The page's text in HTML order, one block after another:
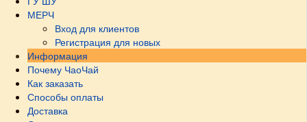
МЕРЧ
Вход для клиентов
Регистрация для новых
Информация
Почему ЧаоЧай
Как заказать
Способы оплаты
Доставка